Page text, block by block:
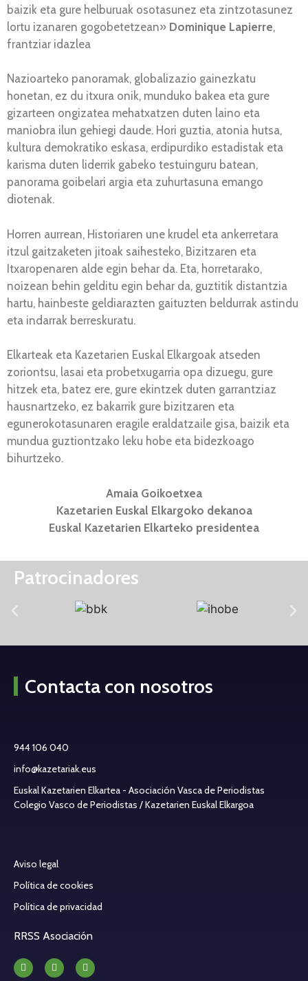
baizik eta gure helburuak osotasunez eta zintzotasunez
lortu izanaren gogobetetzean» Dominique Lapierre,
frantziar idazlea
Nazioarteko panoramak, globalizazio gainezkatu
honetan, ez du itxura onik, munduko bakea eta gure
gizarteen ongizatea mehatxatzen duten laino eta
maniobra ilun gehiegi daude. Hori guztia, atonia hutsa,
kultura demokratiko eskasa, erdipurdiko estadistak eta
karisma duten liderrik gabeko testuinguru batean,
panorama goibelari argia eta zuhurtasuna emango
diotenak.
Horren aurrean, Historiaren une krudel eta ankerretara
itzul gaitzaketen jitoak saihesteko, Bizitzaren eta
Itxaropenaren alde egin behar da. Eta, horretarako,
noizean behin gelditu egin behar da, guztitik distantzia
hartu, hainbeste geldiarazten gaituzten beldurrak astindu
eta indarrak berreskuratu.
Elkarteak eta Kazetarien Euskal Elkargoak atseden
zoriontsu, lasai eta probetxugarria opa dizuegu, gure
hitzek eta, batez ere, gure ekintzek duten garrantziaz
hausnartzeko, ez bakarrik gure bizitzaren eta
egunerokotasunaren eragile eraldatzaile gisa, baizik eta
mundua guztiontzako leku hobe eta bidezkoago
bihurtzeko.
Amaia Goikoetxea
Kazetarien Euskal Elkargoko dekanoa
Euskal Kazetarien Elkarteko presidentea
Patrocinadores
Contacta con nosotros
944 106 040
info@kazetariak.eus
Euskal Kazetarien Elkartea - Asociación Vasca de Periodistas
Colegio Vasco de Periodistas / Kazetarien Euskal Elkargoa
Aviso legal
Política de cookies
Política de privacidad
RRSS Asociación